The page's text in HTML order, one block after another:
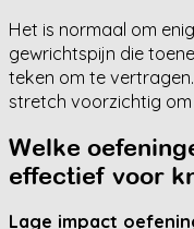
Het is normaal om
gewrichtspijn die
teken om te
stretch voorzichtig
Welke
effectief voor
Lage impact